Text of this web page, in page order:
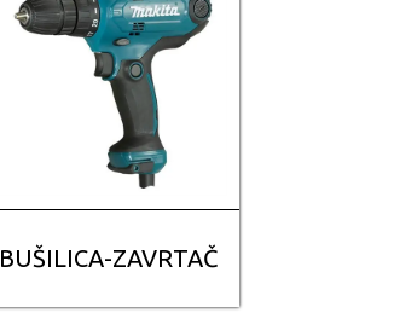
BUŠILICA-ZAVRTAČ